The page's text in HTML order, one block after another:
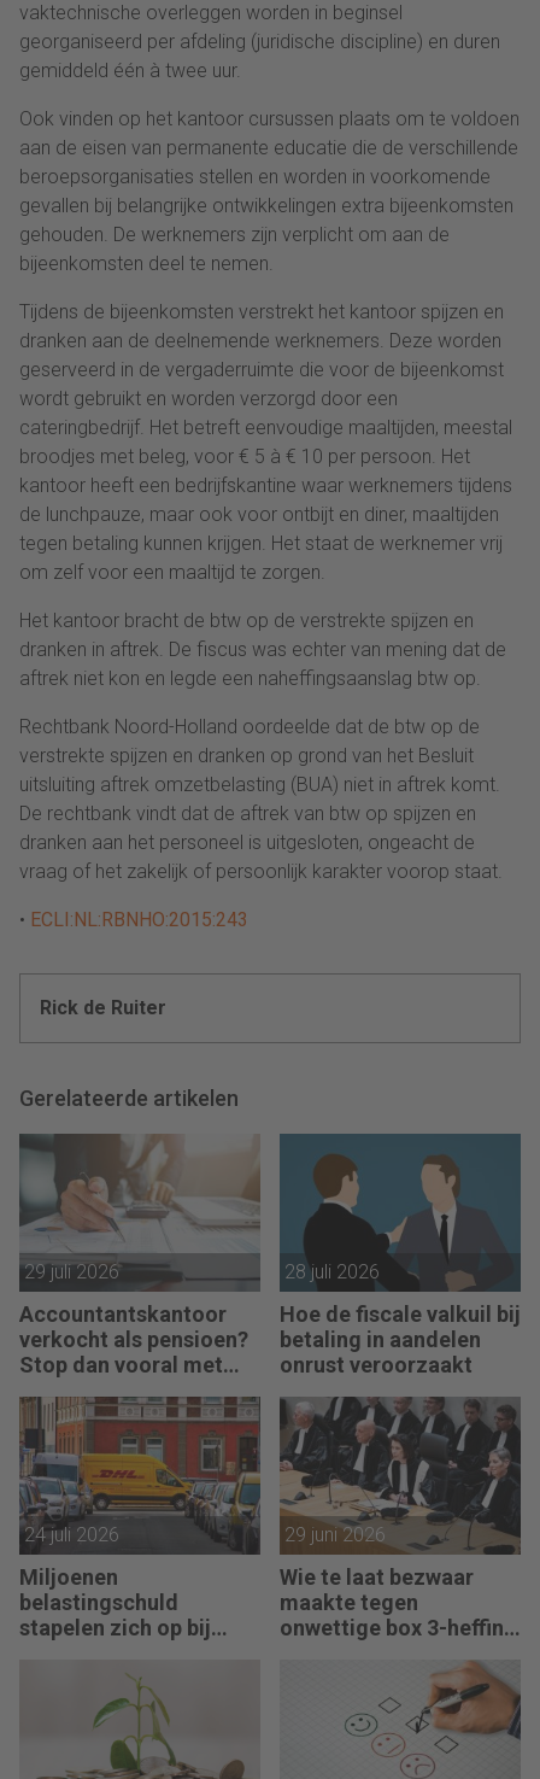
vaktechnische overleggen worden in beginsel
georganiseerd per afdeling (juridische discipline) en duren
gemiddeld één à twee uur.
Ook vinden op het kantoor cursussen plaats om te voldoen
aan de eisen van permanente educatie die de verschillende
beroepsorganisaties stellen en worden in voorkomende
gevallen bij belangrijke ontwikkelingen extra bijeenkomsten
gehouden. De werknemers zijn verplicht om aan de
bijeenkomsten deel te nemen.
Tijdens de bijeenkomsten verstrekt het kantoor spijzen en
dranken aan de deelnemende werknemers. Deze worden
geserveerd in de vergaderruimte die voor de bijeenkomst
wordt gebruikt en worden verzorgd door een
cateringbedrijf. Het betreft eenvoudige maaltijden, meestal
broodjes met beleg, voor € 5 à € 10 per persoon. Het
kantoor heeft een bedrijfskantine waar werknemers tijdens
de lunchpauze, maar ook voor ontbijt en diner, maaltijden
tegen betaling kunnen krijgen. Het staat de werknemer vrij
om zelf voor een maaltijd te zorgen.
Het kantoor bracht de btw op de verstrekte spijzen en
dranken in aftrek. De fiscus was echter van mening dat de
aftrek niet kon en legde een naheffingsaanslag btw op.
Rechtbank Noord-Holland oordeelde dat de btw op de
verstrekte spijzen en dranken op grond van het Besluit
uitsluiting aftrek omzetbelasting (BUA) niet in aftrek komt.
De rechtbank vindt dat de aftrek van btw op spijzen en
dranken aan het personeel is uitgesloten, ongeacht de
vraag of het zakelijk of persoonlijk karakter voorop staat.
• ECLI:NL:RBNHO:2015:243
Rick de Ruiter
Gerelateerde artikelen
29 juli 2026
Accountantskantoor
verkocht als pensioen?
Stop dan vooral met
werken
28 juli 2026
Hoe de fiscale valkuil bij
betaling in aandelen
onrust veroorzaakt
24 juli 2026
Miljoenen
belastingschuld
stapelen zich op bij
29 juni 2026
Wie te laat bezwaar
maakte tegen
onwettige box 3-heffing